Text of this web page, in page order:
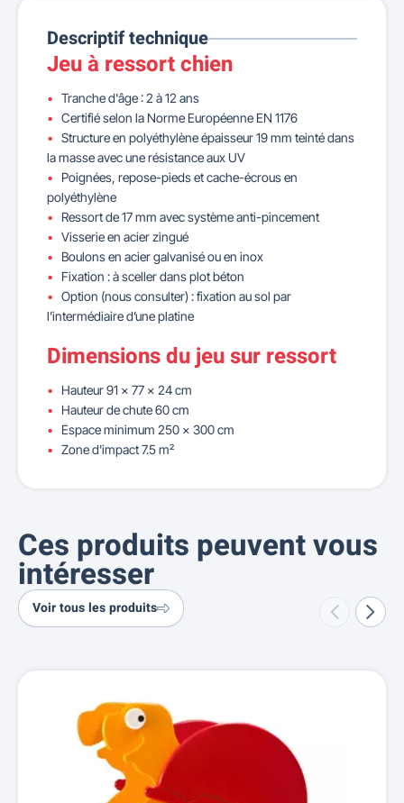
Descriptif technique
Jeu à ressort chien
Tranche d'âge : 2 à 12 ans
Certifié selon la Norme Européenne EN 1176
Structure en polyéthylène épaisseur 19 mm teinté dans
la masse avec une résistance aux UV
Poignées, repose-pieds et cache-écrous en
polyéthylène
Ressort de 17 mm avec système anti-pincement
Visserie en acier zingué
Boulons en acier galvanisé ou en inox
Fixation : à sceller dans plot béton
Option (nous consulter) : fixation au sol par
l’intermédiaire d’une platine
Dimensions du jeu sur ressort
Hauteur 91 x 77 x 24 cm
Hauteur de chute 60 cm
Espace minimum 250 x 300 cm
Zone d'impact 7.5 m²
Ces produits peuvent vous
intéresser
Voir tous les produits